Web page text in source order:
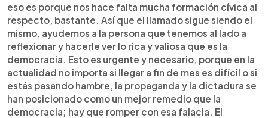
eso es porque nos hace falta mucha formación cívica al
respecto, bastante. Así que el llamado sigue siendo el
mismo, ayudemos a la persona que tenemos al lado a
reflexionar y hacerle ver lo rica y valiosa que es la
democracia. Esto es urgente y necesario, porque en la
actualidad no importa si llegar a fin de mes es difícil o si
estás pasando hambre, la propaganda y la dictadura se
han posicionado como un mejor remedio que la
democracia; hay que romper con esa falacia. El